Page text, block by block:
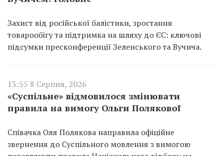
Захист від російської балістики, зростання
товарообігу та підтримка на шляху до ЄС: ключові
підсумки пресконференції Зеленського та Вучича.
13:55 8 Серпня, 2026
«Суспільне» відмовилося змінювати
правила на вимогу Ольги Полякової
Співачка Оля Полякова направила офіційне
звернення до Суспільного мовлення з вимогою